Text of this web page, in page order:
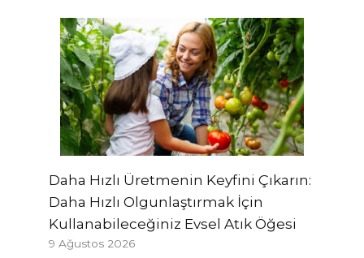
Daha Hızlı Üretmenin Keyfini Çıkarın:
Daha Hızlı Olgunlaştırmak İçin
Kullanabileceğiniz Evsel Atık Öğesi
9 Ağustos 2026